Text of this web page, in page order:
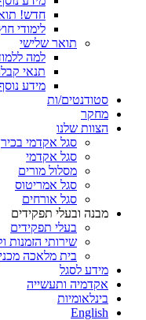
חדש!
לימודי
תואר שלישי
למה
תנאי
מידע
סטודנטים/ות
מחקר
הצוות שלנו
סגל אקדמי בכיר
סגל אקדמי
מסלול מורים
סגל אמריטוס
סגל אורחים
מבנה ובעלי תפקידים
בעלי תפקידים
שירותי הזמנות
בית מלאכה מכני
מידע לסגל
אקדמיה ותעשייה
בינלאומיות
English